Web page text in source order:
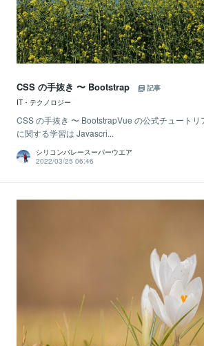
CSS の手抜き 〜 Bootstrap
記事
IT・テクノロジー
CSS の手抜き 〜 BootstrapVue の公式チュート
に関する学習は Javascri...
シリコンバレースーパーウエア
2022/03/25 06:46